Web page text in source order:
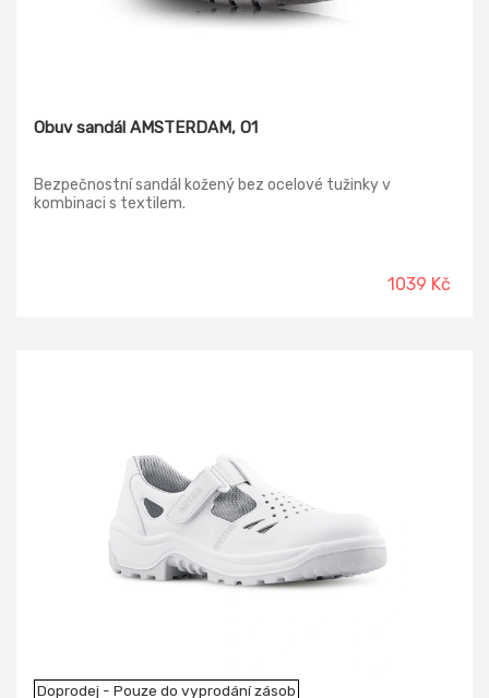
Obuv sandál AMSTERDAM, O1
Bezpečnostní sandál kožený bez ocelové tužinky v
kombinaci s textilem.
1039 Kč
Doprodej - Pouze do vyprodání zásob